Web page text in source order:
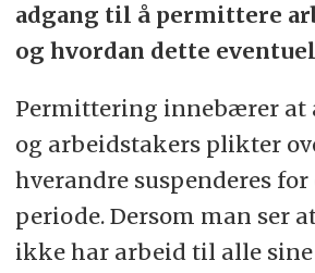
adgang til å permittere
og hvordan dette
Permittering innebærer at
og arbeidstakers plikter
hverandre suspenderes
periode. Dersom man ser
ikke har arbeid til alle sine